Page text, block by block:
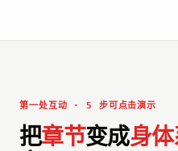
第一处互动 · 5 步可点击演示
把章节变成身